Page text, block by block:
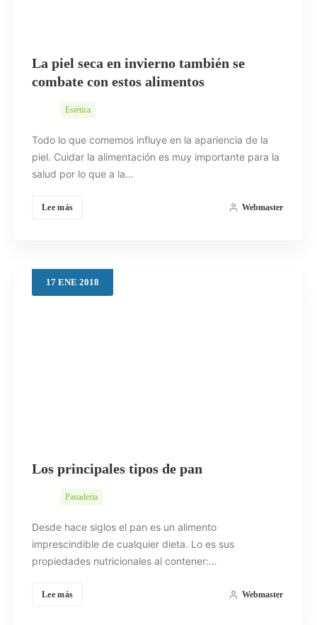
La piel seca en invierno también se
combate con estos alimentos
Estética
Todo lo que comemos influye en la apariencia de la
piel. Cuidar la alimentación es muy importante para la
salud por lo que a la…
Lee más Webmaster
17 ENE 2018
Los principales tipos de pan
Panadería
Desde hace siglos el pan es un alimento
imprescindible de cualquier dieta. Lo es sus
propiedades nutricionales al contener:…
Lee más Webmaster